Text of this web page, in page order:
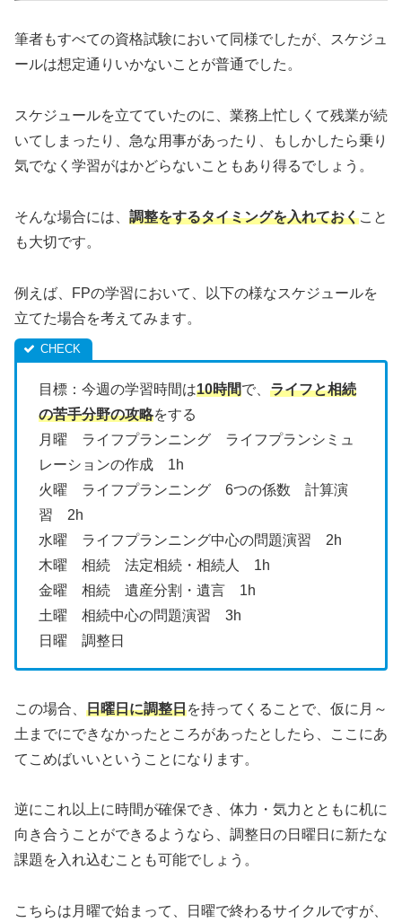
筆者もすべての資格試験において同様でしたが、スケジュ
ールは想定通りいかないことが普通でした。
スケジュールを立てていたのに、業務上忙しくて残業が続
いてしまったり、急な用事があったり、もしかしたら乗り
気でなく学習がはかどらないこともあり得るでしょう。
そんな場合には、 調整をするタイミングを入れておくこと
も大切です。
例えば、FPの学習において、以下の様なスケジュールを
立てた場合を考えてみます。
目標：今週の学習時間は10時間で、 ライフと相続
の苦手分野の攻略をする
月曜 ライフプランニング ライフプランシミュ
レーションの作成 1h
火曜 ライフプランニング 6つの係数 計算演
習 2h
水曜 ライフプランニング中心の問題演習 2h
木曜 相続 法定相続・相続人 1h
金曜 相続 遺産分割・遺言 1h
土曜 相続中心の問題演習 3h
日曜 調整日
この場合、 日曜日に調整日を持ってくることで、仮に月～
土までにできなかったところがあったとしたら、ここにあ
てこめばいいということになります。
逆にこれ以上に時間が確保でき、体力・気力とともに机に
向き合うことができるようなら、調整日の日曜日に新たな
課題を入れ込むことも可能でしょう。
こちらは月曜で始まって、日曜で終わるサイクルですが、